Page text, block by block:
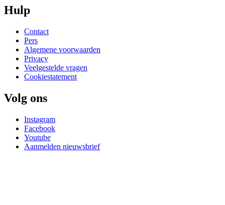
Hulp
Contact
Pers
Algemene voorwaarden
Privacy
Veelgestelde vragen
Cookiestatement
Volg ons
Instagram
Facebook
Youtube
Aanmelden nieuwsbrief